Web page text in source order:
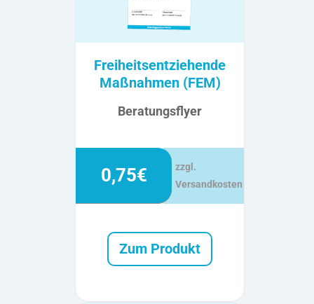
Freiheitsentziehende
Maßnahmen (FEM)
Beratungsflyer
0,75€
zzgl.
Versandkosten
Zum Produkt